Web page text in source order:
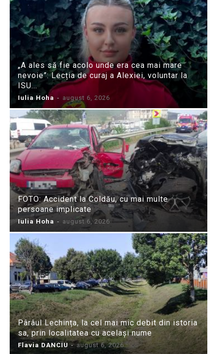
„A ales să fie acolo unde era cea mai mare
nevoie”: Lecția de curaj a Alexiei, voluntar la
ISU...
Iulia Hoha - august 6, 2026
FOTO: Accident la Coldău, cu mai multe
persoane implicate
Iulia Hoha - august 6, 2026
Pârâul Lechința, la cel mai mic debit din istoria
sa, prin localitatea cu același nume
Flavia DANCIU - august 6, 2026